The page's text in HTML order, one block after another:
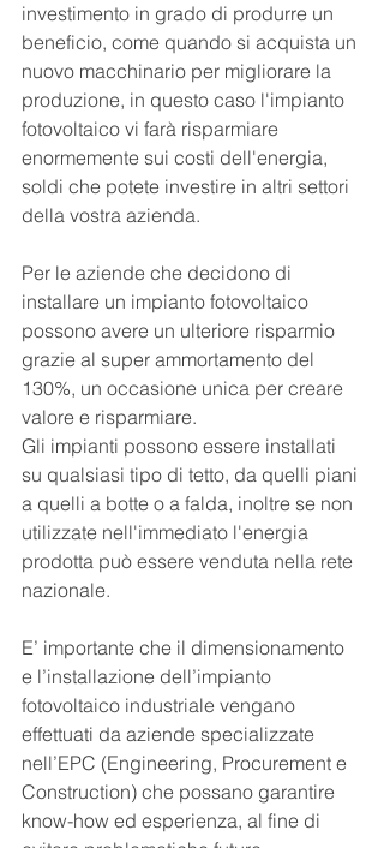
investimento in grado di produrre un
beneficio, come quando si acquista un
nuovo macchinario per migliorare la
produzione, in questo caso l'impianto
fotovoltaico vi farà risparmiare
enormemente sui costi dell'energia,
soldi che potete investire in altri settori
della vostra azienda.
Per le aziende che decidono di
installare un impianto fotovoltaico
possono avere un ulteriore risparmio
grazie al super ammortamento del
130%, un occasione unica per creare
valore e risparmiare.
Gli impianti possono essere installati
su qualsiasi tipo di tetto, da quelli piani
a quelli a botte o a falda, inoltre se non
utilizzate nell'immediato l'energia
prodotta può essere venduta nella rete
nazionale.
E’ importante che il dimensionamento
e l’installazione dell’impianto
fotovoltaico industriale vengano
effettuati da aziende specializzate
nell’EPC (Engineering, Procurement e
Construction) che possano garantire
know-how ed esperienza, al fine di